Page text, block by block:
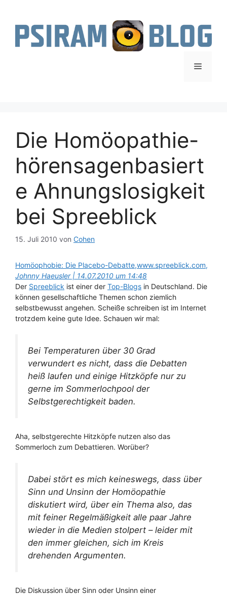
springen
Menü
Die Homöopathie-
hörensagenbasiert
e Ahnungslosigkeit
bei Spreeblick
15. Juli 2010 von Cohen
Homöophobie: Die Placebo-Debatte,www.spreeblick.com,
Johnny Haeusler | 14.07.2010 um 14:48
Der Spreeblick ist einer der Top-Blogs in Deutschland. Die
können gesellschaftliche Themen schon ziemlich
selbstbewusst angehen. Scheiße schreiben ist im Internet
trotzdem keine gute Idee. Schauen wir mal:
Bei Temperaturen über 30 Grad
verwundert es nicht, dass die Debatten
heiß laufen und einige Hitzköpfe nur zu
gerne im Sommerlochpool der
Selbstgerechtigkeit baden.
Aha, selbstgerechte Hitzköpfe nutzen also das
Sommerloch zum Debattieren. Worüber?
Dabei stört es mich keineswegs, dass über
Sinn und Unsinn der Homöopathie
diskutiert wird, über ein Thema also, das
mit feiner Regelmäßigkeit alle paar Jahre
wieder in die Medien stolpert – leider mit
den immer gleichen, sich im Kreis
drehenden Argumenten.
Die Diskussion über Sinn oder Unsinn einer